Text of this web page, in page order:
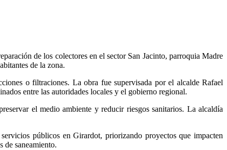
de los colectores en el sector San Jacinto, parroquia Madre
de la zona.
o filtraciones. La obra fue supervisada por el alcalde Rafael
entre las autoridades locales y el gobierno regional.
el medio ambiente y reducir riesgos sanitarios. La alcaldía
públicos en Girardot, priorizando proyectos que impacten
de saneamiento.